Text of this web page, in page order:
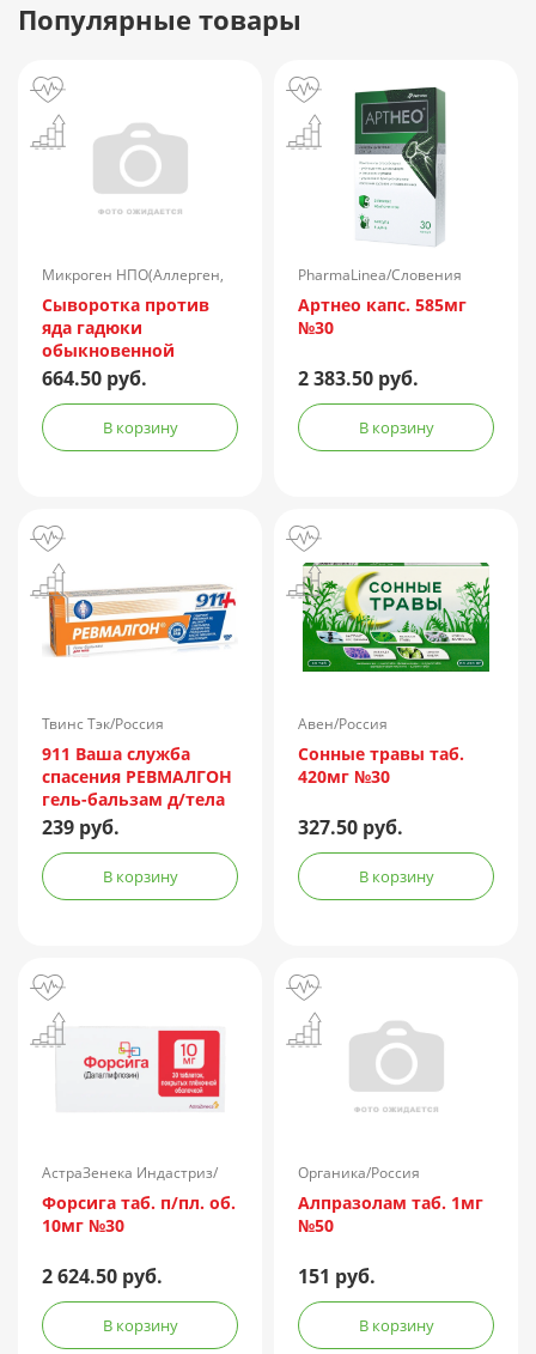
Популярные товары
Микроген НПО(Аллерген,
г.Ставрополь)/Россия
Сыворотка против
яда гадюки
обыкновенной
лошадиная
очищенная
концентрированная
жидкая амп.(р-р д/
664.50 руб.
В корзину
PharmaLinea/Словения
Артнео капс. 585мг
№30
2 383.50 руб.
В корзину
Твинс Тэк/Россия
911 Ваша служба
спасения РЕВМАЛГОН
гель-бальзам д/тела
100мл
239 руб.
В корзину
Авен/Россия
Сонные травы таб.
420мг №30
327.50 руб.
В корзину
АстраЗенека Индастриз/
Россия
Форсига таб. п/пл. об.
10мг №30
2 624.50 руб.
В корзину
Органика/Россия
Алпразолам таб. 1мг
№50
151 руб.
В корзину